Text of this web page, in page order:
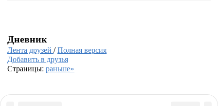
Дневник
Лента друзей /Полная версия
Добавить в друзья
Страницы: раньше»